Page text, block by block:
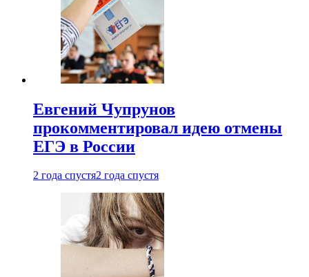
Евгений Чупрунов
прокомментировал идею отмены
ЕГЭ в России
2 года спустя2 года спустя